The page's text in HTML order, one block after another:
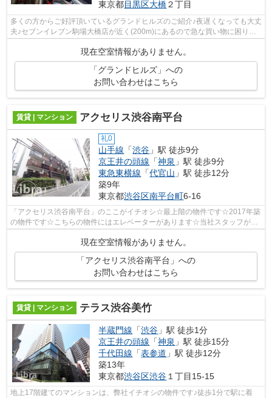
東京都目黒区大橋２丁目
多くの方からご好評頂いているグランドヒルズのご紹介♪夜遅くなっても大丈
夫♪セブンイレブン駒場大橋店が近く(200m)にあるので急な買い物に困りに
くい立地です♪室内設備や機能性にこだ...
現在空室情報がありません。
「グランドヒルズ」への
お問い合わせはこちら
賃貸 | マンション アクセリス渋谷南平台
礼0
山手線 「渋谷 」駅 徒歩9分
京王井の頭線 「神泉 」駅 徒歩9分
東急東横線 「代官山 」駅 徒歩12分
築9年
東京都渋谷区南平台町6-16
「アクセリス渋谷南平台」のここがイチオシ☆最上階の物件です☆2017年築
の物件です☆こちらの物件にはエレベーターがあります☆当社スタッフが地
現在空室情報がありません。
「アクセリス渋谷南平台」への
お問い合わせはこちら
賃貸 | マンション テラス渋谷美竹
半蔵門線 「渋谷 」駅 徒歩1分
京王井の頭線 「神泉 」駅 徒歩15分
千代田線 「表参道 」駅 徒歩12分
築13年
東京都渋谷区渋谷 １丁目15-15
地上17階建てのマンションは、弊社イチオシの物件です♪徒歩1分で駅に着